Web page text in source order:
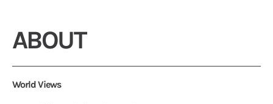
ABOUT
World Views